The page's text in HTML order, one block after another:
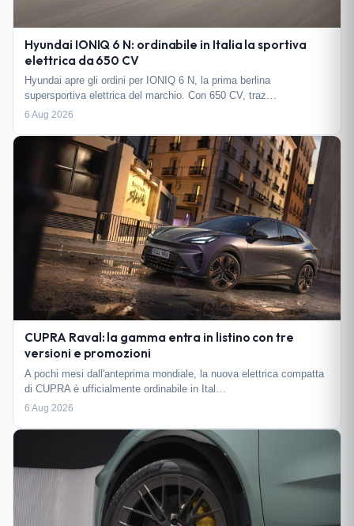
Hyundai IONIQ 6 N: ordinabile in Italia la sportiva
elettrica da 650 CV
Hyundai apre gli ordini per IONIQ 6 N, la prima berlina
supersportiva elettrica del marchio. Con 650 CV, traz…
6 Aug 2026
CUPRA Raval: la gamma entra in listino con tre
versioni e promozioni
A pochi mesi dall'anteprima mondiale, la nuova elettrica compatta
di CUPRA è ufficialmente ordinabile in Ital…
6 Aug 2026